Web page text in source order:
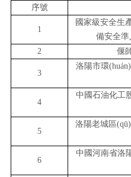
序號
1
國家級安全生
備安全準
2
偃
3
洛陽市環
4
中國石油化工
5
洛陽老城區
6
中國河南省洛